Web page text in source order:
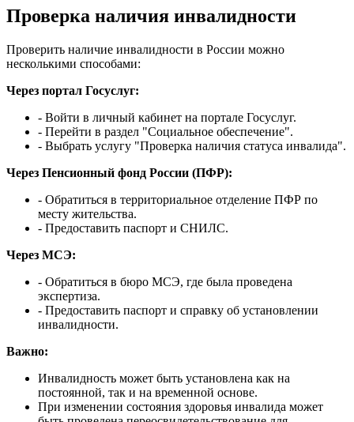
Проверка наличия инвалидности
Проверить наличие инвалидности в России можно
несколькими способами:
Через портал Госуслуг:
- Войти в личный кабинет на портале Госуслуг.
- Перейти в раздел "Социальное обеспечение".
- Выбрать услугу "Проверка наличия статуса инвалида".
Через Пенсионный фонд России (ПФР):
- Обратиться в территориальное отделение ПФР по
месту жительства.
- Предоставить паспорт и СНИЛС.
Через МСЭ:
- Обратиться в бюро МСЭ, где была проведена
экспертиза.
- Предоставить паспорт и справку об установлении
инвалидности.
Важно:
Инвалидность может быть установлена как на
постоянной, так и на временной основе.
При изменении состояния здоровья инвалида может